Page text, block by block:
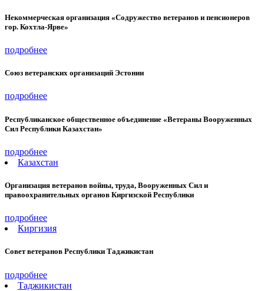
Некоммерческая организация «Содружество ветеранов и пенсионеров
гор. Кохтла-Ярве»
подробнее
Союз ветеранских организаций Эстонии
подробнее
Республиканское общественное объединение «Ветераны Вооруженных
Сил Республики Казахстан»
подробнее
Казахстан
Организация ветеранов войны, труда, Вооруженных Сил и
правоохранительных органов Киргизской Республики
подробнее
Киргизия
Совет ветеранов Республики Таджикистан
подробнее
Таджикистан